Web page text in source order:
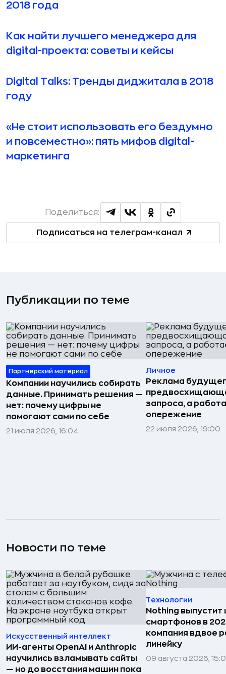
2018 года
Как найти лучшего менеджера для
digital-проекта: советы и кейсы
Digital Talks: Тренды диджитала в 2018
году
«Не стоит использовать его бездумно
и повсеместно»: пять мифов digital-
маркетинга
Подписаться на телеграм-канал
Поделиться:
Публикации по теме
Партнёрский материал
Компании научились собирать
данные. Принимать решения —
нет: почему цифры не
помогают сами по себе
21 июля 2026, 16:04
Личное
Реклама
запроса, а
опережение
22 июля 2026, 19:00
Новости по теме
Искусственный интеллект
ИИ-агенты OpenAI и Anthropic
научились взламывать сайты
— но до восстания машин пока
Технологии
Nothing выпустит
смартфонов в
компания вдвое
линейку
09 августа 2026,